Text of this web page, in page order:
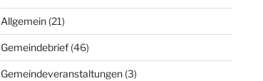
Allgemein(21)
Gemeindebrief(46)
Gemeindeveranstaltungen(3)